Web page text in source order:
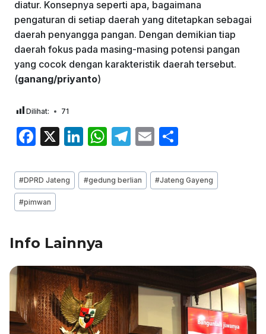
diatur. Konsepnya seperti apa, bagaimana
pengaturan di setiap daerah yang ditetapkan sebagai
daerah penyangga pangan. Dengan demikian tiap
daerah fokus pada masing-masing potensi pangan
yang cocok dengan karakteristik daerah tersebut.
(ganang/priyanto)
Dilihat: 71
F
c
e
b
o
k
X
Li
k
e
W
at
s
T
e
gr
E
ai
l
ar
e
Post
Tags:
#DPRD Jateng #gedung berlian #Jateng Gayeng
#pimwan
Info Lainnya